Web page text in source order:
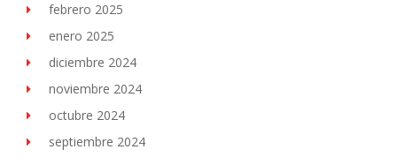
febrero 2025
enero 2025
diciembre 2024
noviembre 2024
octubre 2024
septiembre 2024